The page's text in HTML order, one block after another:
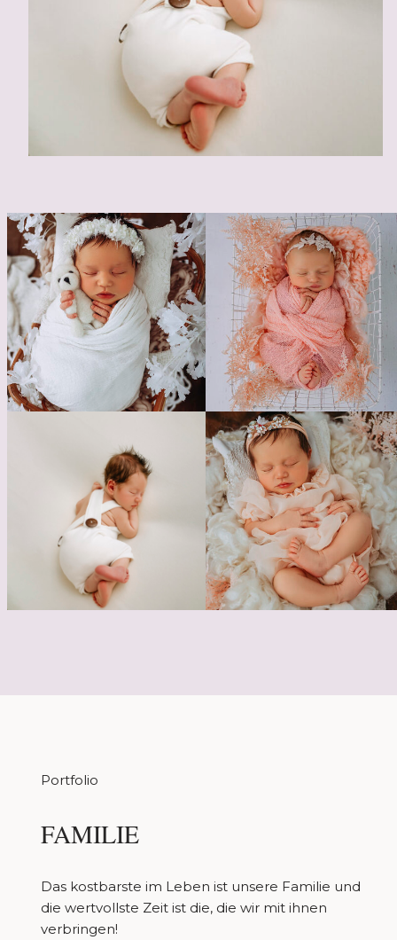
Portfolio
FAMILIE
Das kostbarste im Leben ist unsere Familie und
die wertvollste Zeit ist die, die wir mit ihnen
verbringen!